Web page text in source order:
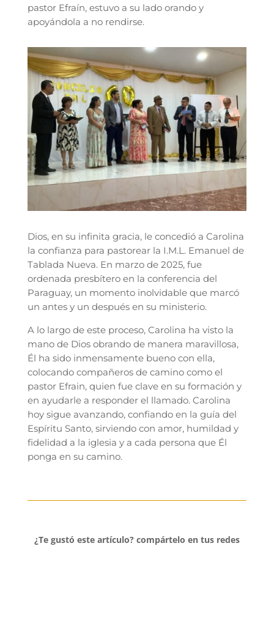
pastor Efraín, estuvo a su lado orando y
apoyándola a no rendirse.
Dios, en su infinita gracia, le concedió a Carolina
la confianza para pastorear la I.M.L. Emanuel de
Tablada Nueva. En marzo de 2025, fue
ordenada presbítero en la conferencia del
Paraguay, un momento inolvidable que marcó
un antes y un después en su ministerio.
A lo largo de este proceso, Carolina ha visto la
mano de Dios obrando de manera maravillosa,
Él ha sido inmensamente bueno con ella,
colocando compañeros de camino como el
pastor Efrain, quien fue clave en su formación y
en ayudarle a responder el llamado. Carolina
hoy sigue avanzando, confiando en la guía del
Espíritu Santo, sirviendo con amor, humildad y
fidelidad a la iglesia y a cada persona que Él
ponga en su camino.
¿Te gustó este artículo? compártelo en tus redes